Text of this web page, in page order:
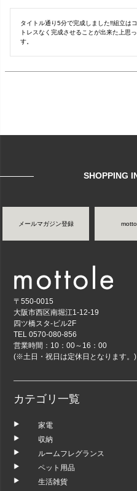
タイトル通り5分で完成しました‼︎組立は
トレスなく完成させることが出来た上思
す。
SHOPPING
メールマガジン登録
〒550-0015
大阪市西区南堀江1-12-19
四ツ橋スタ-ビル2F
TEL 0570-080-856
営業時間：10：00～16：00
(※土日・祝日は定休日となります。)
カテゴリ一覧
家電
収納
ルームフレグランス
ペット用品
生活雑貨